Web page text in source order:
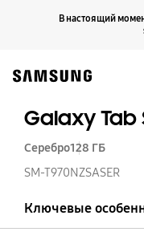
В настоящий
Galaxy Tab
Серебро128 ГБ
SM-T970NZSASER
Ключевые